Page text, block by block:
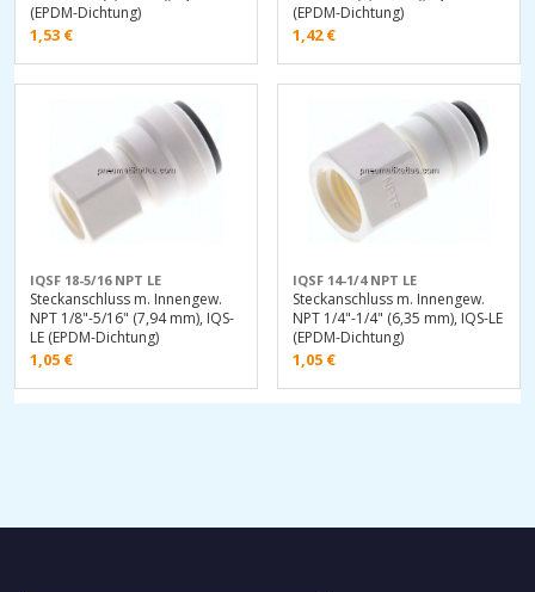
(EPDM-Dichtung)
1,53 €
(EPDM-Dichtung)
1,42€
IQSF 18-5/16 NPT LE
Steckanschluss m. Innengew.
NPT 1/8"-5/16" (7,94 mm), IQS-
LE (EPDM-Dichtung)
1,05 €
IQSF 14-1/4 NPT LE
Steckanschluss m. Innengew.
NPT 1/4"-1/4" (6,35 mm), IQS-LE
(EPDM-Dichtung)
1,05 €